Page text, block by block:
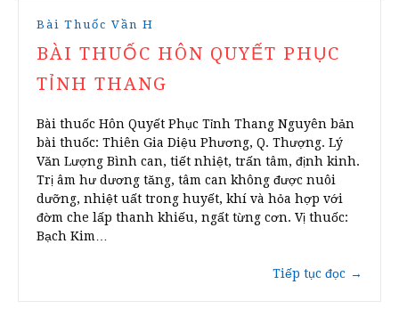
Bài Thuốc Vần H
BÀI THUỐC HÔN QUYẾT PHỤC
TỈNH THANG
Bài thuốc Hôn Quyết Phục Tỉnh Thang Nguyên bản
bài thuốc: Thiên Gia Diệu Phương, Q. Thượng. Lý
Văn Lượng Bình can, tiết nhiệt, trấn tâm, định kinh.
Trị âm hư dương tăng, tâm can không được nuôi
dưỡng, nhiệt uất trong huyết, khí và hỏa hợp với
đờm che lấp thanh khiếu, ngất từng cơn. Vị thuốc:
Bạch Kim…
Tiếp tục đọc →